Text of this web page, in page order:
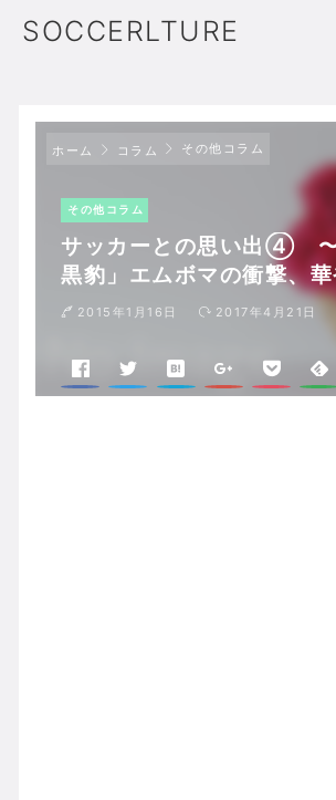
SOCCERLTURE
ホーム コラム その他コラム
その他コラム
サッカーとの思い出④
黒豹」エムボマの衝撃、
えたフランスW杯
2015年1月16日 2017年4月21日